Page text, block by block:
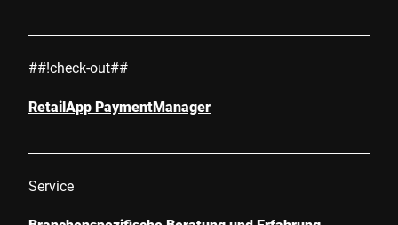
##!check-out##
RetailApp PaymentManager
Service